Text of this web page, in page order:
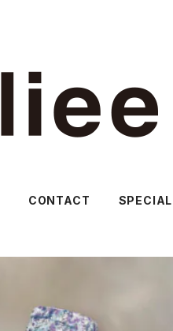
CONTACT SPECIAL